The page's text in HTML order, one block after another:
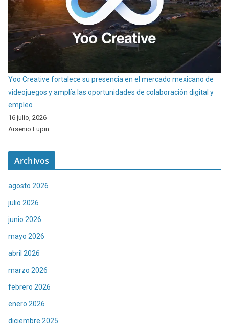
Yoo Creative fortalece su presencia en el mercado mexicano de
videojuegos y amplía las oportunidades de colaboración digital y
empleo
16 julio, 2026
Arsenio Lupin
Archivos
agosto 2026
julio 2026
junio 2026
mayo 2026
abril 2026
marzo 2026
febrero 2026
enero 2026
diciembre 2025